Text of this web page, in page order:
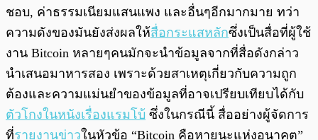
ชอบ, ค่าธรรมเนียมแสนแพง และอื่นๆอีกมากมาย ทว่า
ความดังของมันยังส่งผลให้สื่อกระแสหลักซึ่งเป็นสื่อที่ผู้ใช้
งาน Bitcoin หลายๆคนมักจะนำข้อมูลจากที่สื่อดังกล่าว
นำเสนอมาหารสอง เพราะด้วยสาเหตุเกี่ยวกับความถูก
ต้องและความแม่นยำของข้อมูลที่อาจเปรียบเทียบได้กับ
ตัวโกงในหนังเรื่องแรมโบ้ ซึ่งในกรณีนี้ สื่ออย่างผู้จัดการ
ที่รายงานข่าวในหัวข้อ “Bitcoin คือหายนะแห่งอนาคต”